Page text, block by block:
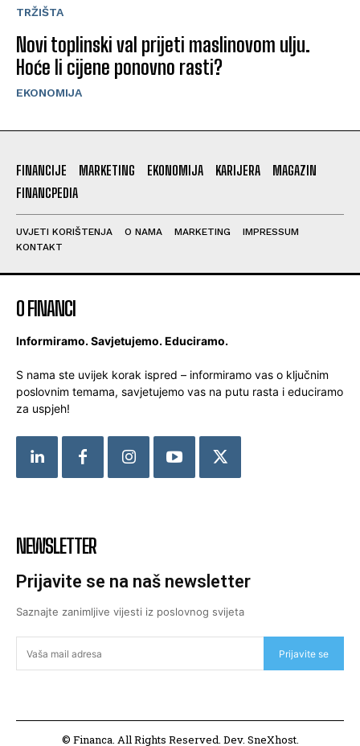
TRŽIŠTA
Novi toplinski val prijeti maslinovom ulju.
Hoće li cijene ponovno rasti?
EKONOMIJA
FINANCIJE MARKETING EKONOMIJA KARIJERA
MAGAZIN
FINANCPEDIA
UVJETI KORIŠTENJA O NAMA MARKETING
IMPRESSUM
KONTAKT
O FINANCI
Informiramo. Savjetujemo. Educiramo.
S nama ste uvijek korak ispred – informiramo vas o ključnim
poslovnim temama, savjetujemo vas na putu rasta i educiramo
za uspjeh!
NEWSLETTER
Prijavite se na naš newsletter
Saznajte zanimljive vijesti iz poslovnog svijeta
Prijavite se
© Financa. All Rights Reserved. Dev. SneXhost.